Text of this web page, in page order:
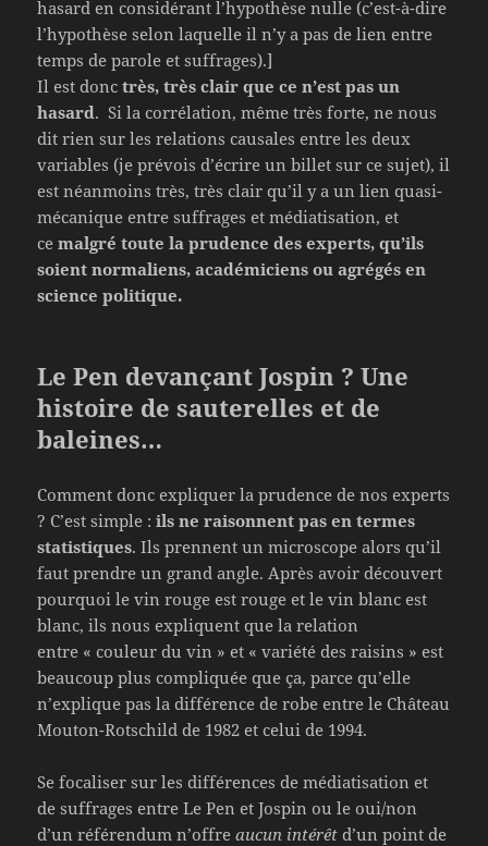
hasard en considérant l’hypothèse nulle (c’est-à-dire
l’hypothèse selon laquelle il n’y a pas de lien entre
temps de parole et suffrages).]
Il est donctrès, très clair que ce n’est pas un
hasard. Si la corrélation, même très forte, ne nous
dit rien sur les relations causales entre les deux
variables (je prévois d’écrire un billet sur ce sujet), il
est néanmoins très, très clair qu’il y a un lien quasi-
mécanique entre suffrages et médiatisation, et
cemalgré toute la prudence des experts, qu’ils
soient normaliens, académiciens ou agrégés en
science politique.
Le Pen devançant Jospin ? Une
histoire de sauterelles et de
baleines…
Comment donc expliquer la prudence de nos experts
? C’est simple :ils ne raisonnent pas en termes
statistiques. Ils prennent un microscope alors qu’il
faut prendre un grand angle. Après avoir découvert
pourquoi le vin rouge est rouge et le vin blanc est
blanc, ils nous expliquent que la relation
entre « couleur du vin » et « variété des raisins » est
beaucoup plus compliquée que ça, parce qu’elle
n’explique pas la différence de robe entre le Château
Mouton-Rotschild de 1982 et celui de 1994.
Se focaliser sur les différences de médiatisation et
de suffrages entre Le Pen et Jospin ou le oui/non
d’un référendum n’offreaucun intérêt d’un point de